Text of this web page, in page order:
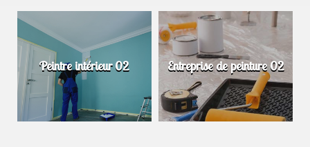
Peintre intérieur 02 Entreprise de peinture 02